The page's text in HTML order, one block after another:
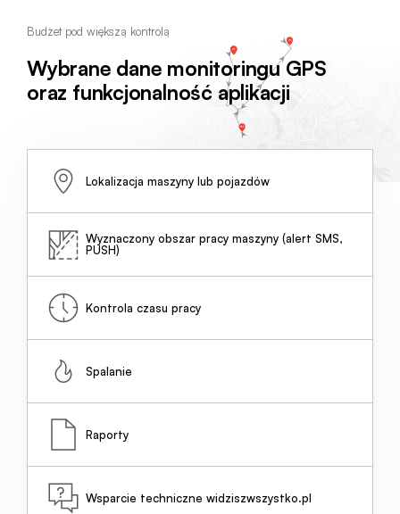
Budżet pod większą kontrolą
Wybrane dane monitoringu GPS
oraz funkcjonalność aplikacji
Lokalizacja maszyny lub pojazdów
Wyznaczony obszar pracy maszyny (alert SMS,
PUSH)
Kontrola czasu pracy
Spalanie
Raporty
Wsparcie techniczne widziszwszystko.pl